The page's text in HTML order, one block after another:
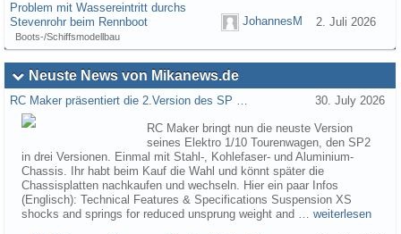
Problem mit Wassereintritt durchs
Stevenrohr beim Rennboot
Boots-/Schiffsmodellbau
JohannesM 2. Juli 2026
Neuste News von Mikanews.de
RC Maker präsentiert die 2.Version des SP … 30. July 2026
RC Maker bringt nun die neuste Version
seines Elektro 1/10 Tourenwagen, den SP2
in drei Versionen. Einmal mit Stahl-, Kohlefaser- und Aluminium-
Chassis. Ihr habt beim Kauf die Wahl und könnt später die
Chassisplatten nachkaufen und wechseln. Hier ein paar Infos
(Englisch): Technical Features & Specifications Suspension XS
shocks and springs for reduced unsprung weight and … weiterlesen